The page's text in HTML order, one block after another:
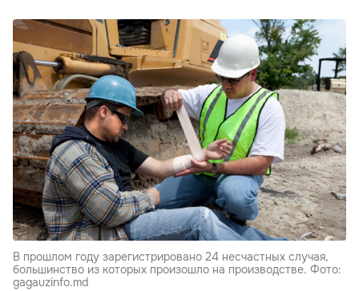
В прошлом году зарегистрировано 24 несчастных случая,
большинство из которых произошло на производстве. Фото:
gagauzinfo.md